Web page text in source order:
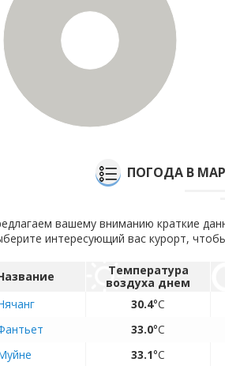
ПОГОДА В
вашему вниманию краткие
интересующий вас курорт,
Температура
воздуха днем
30.4°C
33.0°C
33.1°C